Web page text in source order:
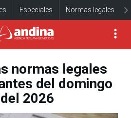
Especiales Normas legales
normas legales
del domingo
2026